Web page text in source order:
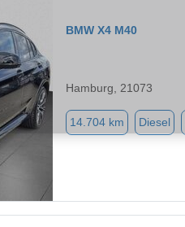
BMW X4 M40
Hamburg, 21073
14.704 km Diesel